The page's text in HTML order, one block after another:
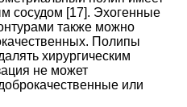
сосудом [17]. Эхогенные
также можно
Полипы
хирургическим
не может
или